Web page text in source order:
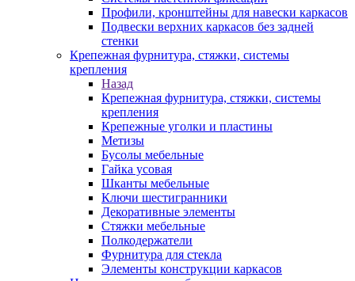
Профили, кронштейны для навески каркасов
Подвески верхних каркасов без задней
стенки
Крепежная фурнитура, стяжки, системы
крепления
Назад
Крепежная фурнитура, стяжки, системы
крепления
Крепежные уголки и пластины
Метизы
Бусолы мебельные
Гайка усовая
Шканты мебельные
Ключи шестигранники
Декоративные элементы
Стяжки мебельные
Полкодержатели
Фурнитура для стекла
Элементы конструкции каркасов